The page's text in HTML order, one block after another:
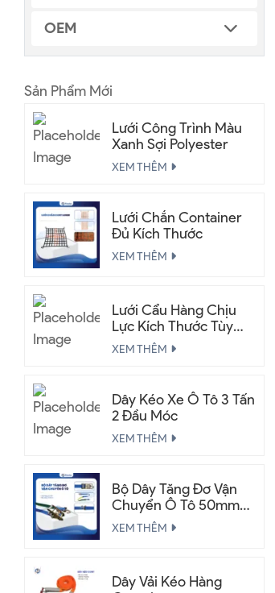
OEM
Sản Phẩm Mới
Lưới Công Trình Màu
Xanh Sợi Polyester
XEM THÊM
Lưới Chắn Container
Đủ Kích Thước
XEM THÊM
Lưới Cẩu Hàng Chịu
Lực Kích Thước Tùy
Chỉnh
XEM THÊM
Dây Kéo Xe Ô Tô 3 Tấn
2 Đầu Móc
XEM THÊM
Bộ Dây Tăng Đơ Vận
Chuyển Ô Tô 50mm
2.5 Tấn
XEM THÊM
Dây Vải Kéo Hàng